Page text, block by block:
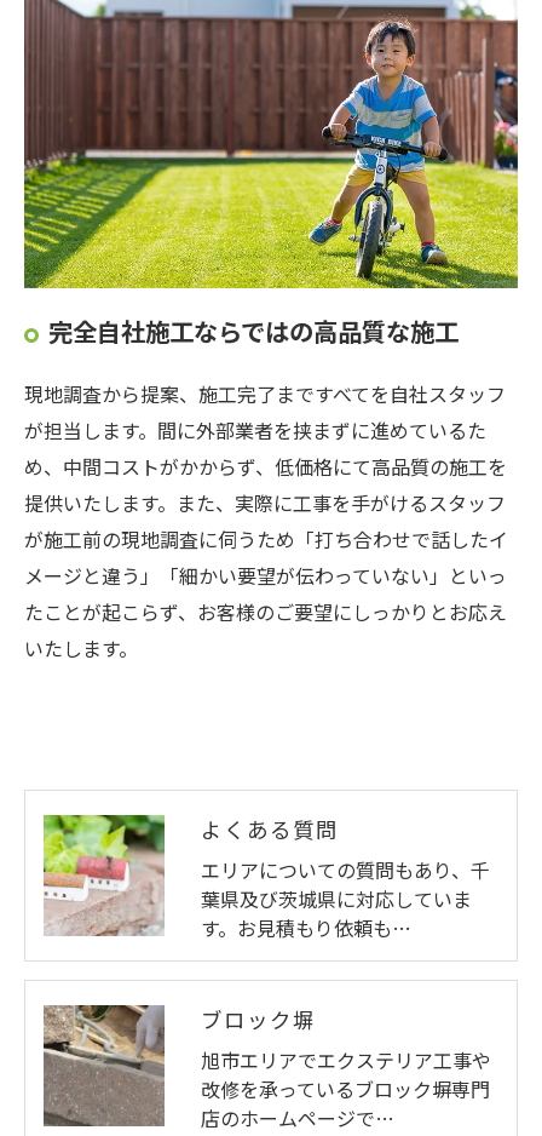
完全自社施工ならではの高品質な施工
現地調査から提案、施工完了まですべてを自社スタッフ
が担当します。間に外部業者を挟まずに進めているた
め、中間コストがかからず、低価格にて高品質の施工を
提供いたします。また、実際に工事を手がけるスタッフ
が施工前の現地調査に伺うため「打ち合わせで話したイ
メージと違う」「細かい要望が伝わっていない」といっ
たことが起こらず、お客様のご要望にしっかりとお応え
いたします。
よくある質問
エリアについての質問もあり、千
葉県及び茨城県に対応していま
す。お見積もり依頼も…
ブロック塀
旭市エリアでエクステリア工事や
改修を承っているブロック塀専門
店のホームページで…